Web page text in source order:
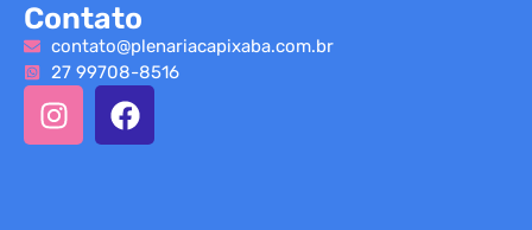
Contato
contato@plenariacapixaba.com.br
27 99708-8516